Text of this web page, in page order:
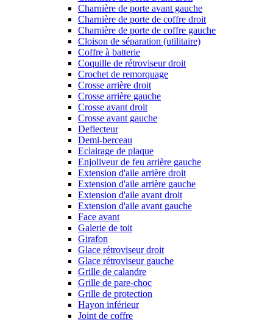
Charnière de porte avant gauche
Charnière de porte de coffre droit
Charnière de porte de coffre gauche
Cloison de séparation (utilitaire)
Coffre à batterie
Coquille de rétroviseur droit
Crochet de remorquage
Crosse arrière droit
Crosse arrière gauche
Crosse avant droit
Crosse avant gauche
Deflecteur
Demi-berceau
Eclairage de plaque
Enjoliveur de feu arrière gauche
Extension d'aile arrière droit
Extension d'aile arrière gauche
Extension d'aile avant droit
Extension d'aile avant gauche
Face avant
Galerie de toit
Girafon
Glace rétroviseur droit
Glace rétroviseur gauche
Grille de calandre
Grille de pare-choc
Grille de protection
Hayon inférieur
Joint de coffre